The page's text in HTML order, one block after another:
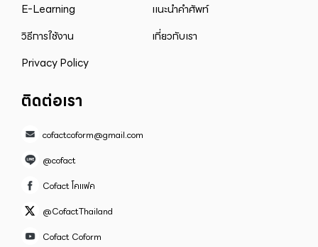
E-Learning
แนะนำคำศัพท์
วิธีการใช้งาน
เกี่ยวกับเรา
Privacy Policy
ติดต่อเรา
cofactcoform@gmail.com
@cofact
Cofact โคแฟค
@CofactThailand
Cofact Coform